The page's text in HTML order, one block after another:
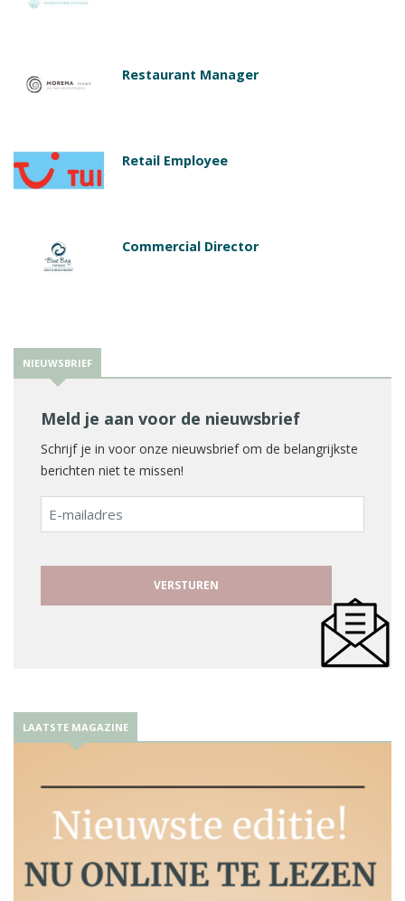
Restaurant Manager
Retail Employee
Commercial Director
NIEUWSBRIEF
Meld je aan voor de nieuwsbrief
Schrijf je in voor onze nieuwsbrief om de belangrijkste
berichten niet te missen!
E-
mailadres
LAATSTE MAGAZINE